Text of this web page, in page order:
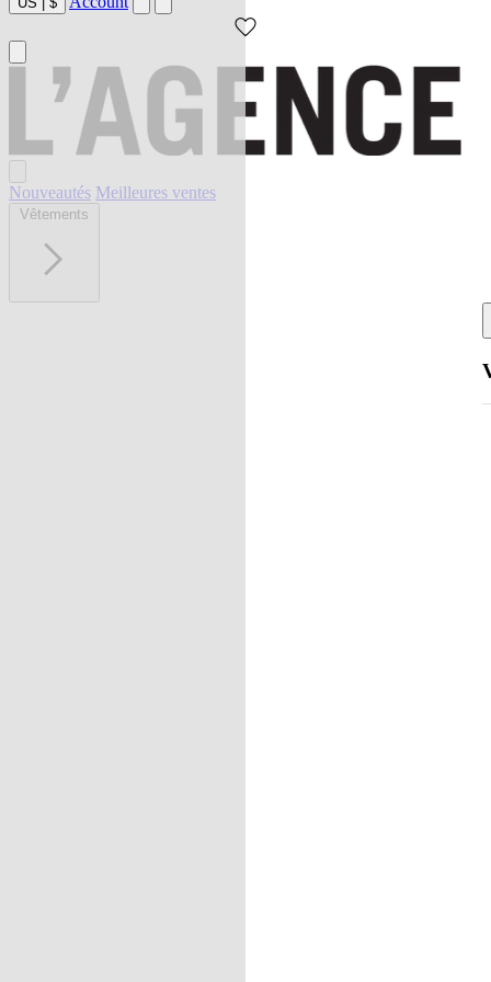
Nouveautés Meilleures ventes
Vêtements